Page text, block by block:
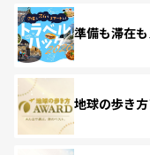
準備も滞在
地球の歩き